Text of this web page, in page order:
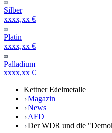
Silber
xxxx,xx €
Platin
xxxx,xx €
Palladium
xxxx,xx €
Kettner Edelmetalle
Magazin
News
AFD
Der WDR und die